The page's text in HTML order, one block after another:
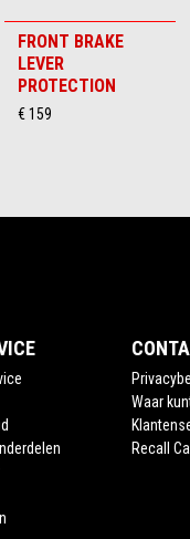
FRONT BRAKE
LEVER
PROTECTION
€ 159
Waar
Recall